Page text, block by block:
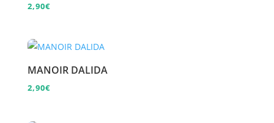
2,90€
MANOIR DALIDA
2,90€